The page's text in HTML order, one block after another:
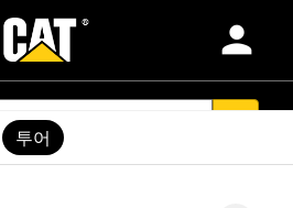
person
투어